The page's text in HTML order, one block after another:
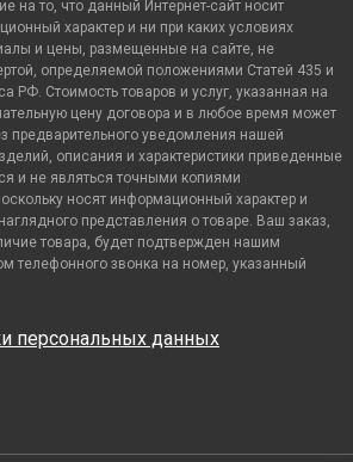
на то, что данный Интернет-сайт носит
характер и ни при каких условиях
и цены, размещенные на сайте, не
определяемой положениями Статей 435 и
РФ. Стоимость товаров и услуг, указанная на
цену договора и в любое время может
предварительного уведомления нашей
описания и характеристики приведенные
и не являться точными копиями
носят информационный характер и
представления о товаре. Ваш заказ,
товара, будет подтвержден нашим
телефонного звонка на номер, указанный
персональных данных